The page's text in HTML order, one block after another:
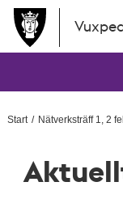
Hoppa till
Start Nätverksträff 1, 2